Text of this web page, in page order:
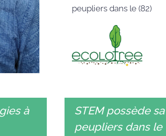
peupliers dans le (82)
à
STEM possède
peupliers dans le